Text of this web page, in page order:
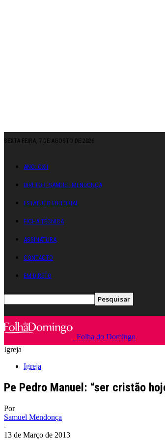
SEXTA-FEIRA, 7 DE AGOSTO DE 2026
ANO: CXII
DIRETOR: SAMUEL MENDONÇA
ESTATUTO EDITORIAL
FICHA TÉCNICA
ASSINATURA
CONTACTO
EM DIRETO
Folha do Domingo
Igreja
Igreja
Pe Pedro Manuel: “ser cristão
Por
Samuel Mendonça
-
13 de Março de 2013